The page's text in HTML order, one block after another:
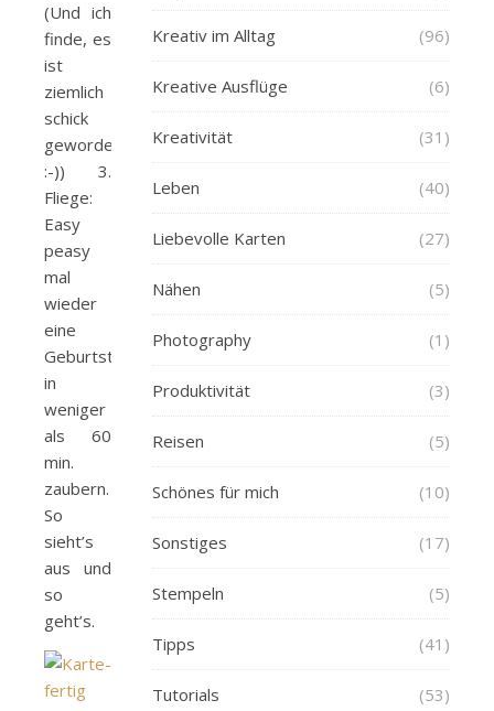
(Und ich
finde, es
ist
ziemlich
schick
geworden.
:-)) 3.
Fliege:
Easy
peasy
mal
wieder
eine
Geburtstagskarte
in
weniger
als 60
min.
zaubern.
So
sieht’s
aus und
so
geht’s.
Kreativ im Alltag (96)
Kreative Ausflüge (6)
Kreativität (31)
Leben (40)
Liebevolle Karten (27)
Nähen (5)
Photography (1)
Produktivität (3)
Reisen (5)
Schönes für mich (10)
Sonstiges (17)
Stempeln (5)
Tipps (41)
Tutorials (53)